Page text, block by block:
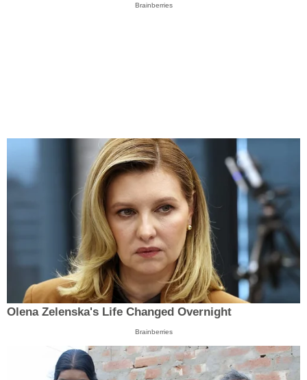
Brainberries
Olena Zelenska's Life Changed Overnight
Brainberries